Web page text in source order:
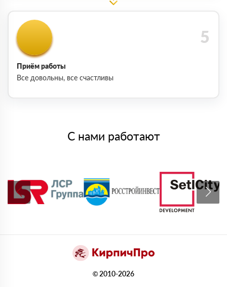
Приём работы
Все довольны, все счастливы
С нами работают
© 2010-2026